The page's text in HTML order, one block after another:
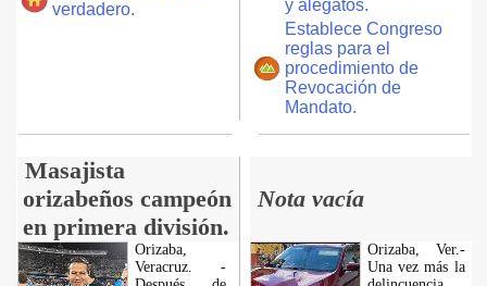
verdadero.
y alegatos.
Establece Congreso
reglas para el
procedimiento de
Revocación de
Mandato.
Masajista
orizabeños campeón
en primera división.
Nota vacía
Orizaba,
Veracruz. -
Orizaba, Ver.-
Una vez más la